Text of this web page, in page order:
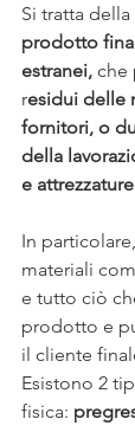
Si tratta della
prodotto
estranei, che
residui delle
fornitori, o
della
e
In
materiali
e tutto ciò
prodotto e
il cliente
Esistono 2
fisica: